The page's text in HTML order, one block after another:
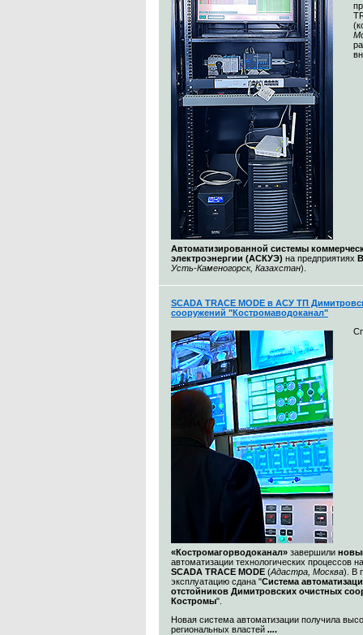
Автоматизированной системы
электроэнергии (АСКУЭ) на предприятиях
Усть-Каменогорск, Казахстан).
SCADA TRACE MODE в АСУ ТП
сооружений "Костромаводоканал"
«Костромагорводоканал» завершили
автоматизации технологических процессов
SCADA TRACE MODE (Адастра, Москва). В
эксплуатацию сдана "Система
отстойников Димитровских очистных
Костромы".
Новая система автоматизации получила
региональных властей ....